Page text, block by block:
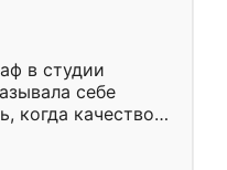
в студии
себе
когда качеством
кухня уже почти